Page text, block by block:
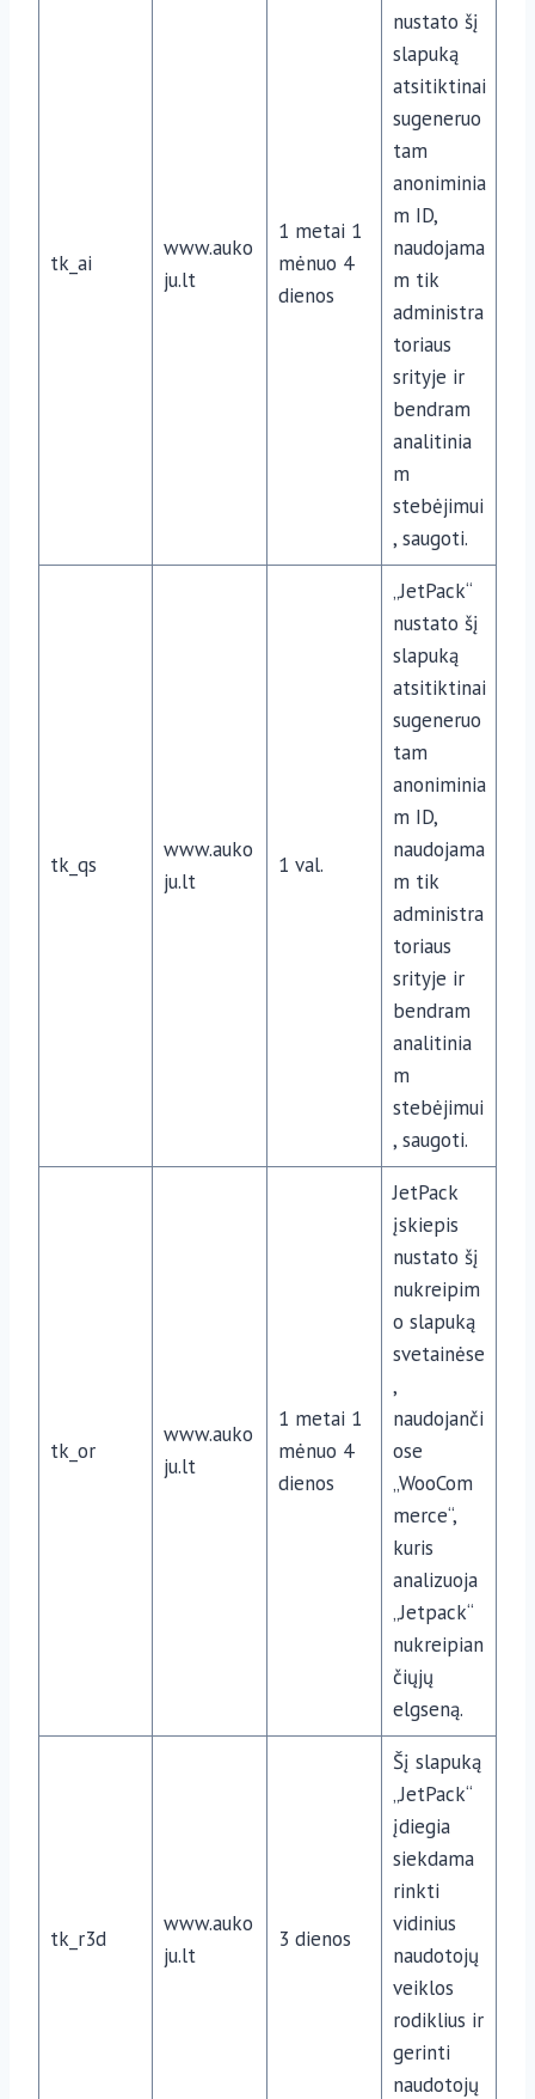
tk_ai
www.auko
ju.lt
1 metai 1
mėnuo 4
dienos
nustato šį
slapuką
atsitiktinai
sugeneruo
tam
anoniminia
m ID,
naudojama
m tik
administra
toriaus
srityje ir
bendram
analitinia
m
stebėjimui
, saugoti.
tk_qs
www.auko
ju.lt
1 val.
„JetPack“
nustato šį
slapuką
atsitiktinai
sugeneruo
tam
anoniminia
m ID,
naudojama
m tik
administra
toriaus
srityje ir
bendram
analitinia
m
stebėjimui
, saugoti.
tk_or
www.auko
ju.lt
1 metai 1
mėnuo 4
dienos
JetPack
įskiepis
nustato šį
nukreipim
o slapuką
svetainėse
,
naudojanči
ose
„WooCom
merce“,
kuris
analizuoja
„Jetpack“
nukreipian
čiųjų
elgseną.
tk_r3d
www.auko
ju.lt
3 dienos
Šį slapuką
„JetPack“
įdiegia
siekdama
rinkti
vidinius
naudotojų
veiklos
rodiklius ir
gerinti
naudotojų